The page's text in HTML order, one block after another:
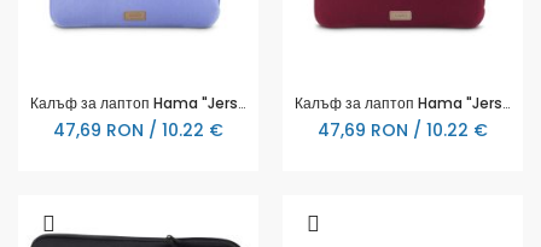
Калъф за лаптоп Hama "Jersey", от 40 - 41 см (15.6"- 16.2"), 222032
47,69 RON / 10.22 €
Калъф за лаптоп Hama "Jersey", от 40 - 41 см (15.6"- 16.2"), 222036
47,69 RON / 10.22 €